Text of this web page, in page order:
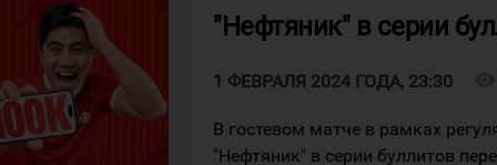
"Нефтяник" в серии
1 ФЕВРАЛЯ 2024 ГОДА, 23:30
В гостевом матче в рамках
"Нефтяник" в серии буллитов